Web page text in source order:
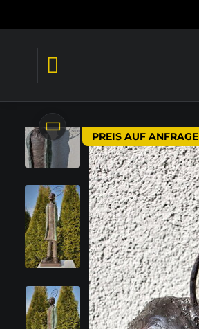
PREIS AUF ANFRAGE